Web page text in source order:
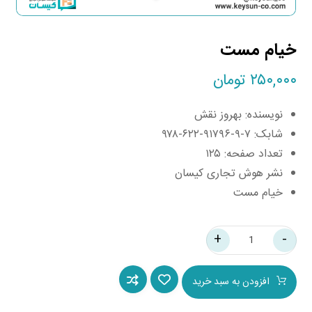
خیام مست
۲۵۰,۰۰۰ تومان
نویسنده: بهروز نقش
شابک: ۷-۹-۹۱۷۹۶-۶۲۲-۹۷۸
تعداد صفحه: ۱۲۵
نشر هوش تجاری کیسان
خیام مست
-
+
افزودن به سبد خرید